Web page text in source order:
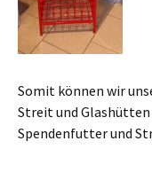
Somit können wir
Streit und
Spendenfutter und